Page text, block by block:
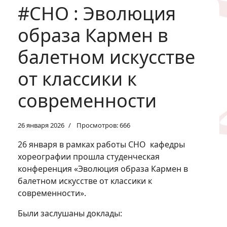
#СНО : Эволюция
образа Кармен в
балетном искусстве
от классики к
современности
26 января 2026 Просмотров: 666
26 января в рамках работы СНО кафедры
хореографии прошла студенческая
конференция «Эволюция образа Кармен в
балетном искусстве от классики к
современности».
Были заслушаны доклады: